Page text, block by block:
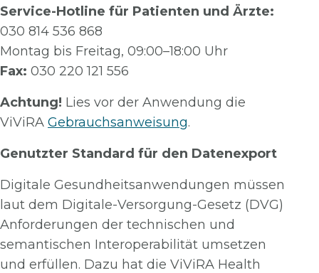
Service-Hotline für Patienten und Ärzte:
030 814 536 868
Montag bis Freitag, 09:00–18:00 Uhr
Fax: 030 220 121 556
Achtung! Lies vor der Anwendung die
ViViRA Gebrauchsanweisung.
Genutzter Standard für den Datenexport
Digitale Gesundheitsanwendungen müssen
laut dem Digitale-Versorgung-Gesetz (DVG)
Anforderungen der technischen und
semantischen Interoperabilität umsetzen
und erfüllen. Dazu hat die ViViRA Health